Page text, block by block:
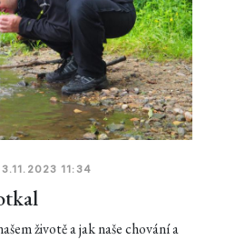
3.11.2023 11:34
životě a jak naše chování a